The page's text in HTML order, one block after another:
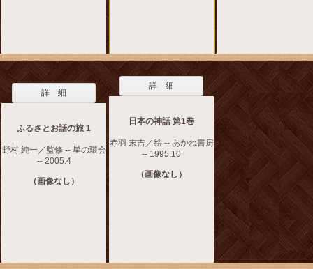
詳 細
ふるさとお話の旅 1
野村 純一／監修 -- 星の環会
-- 2005.4
（画像なし）
詳 細
日本の神話 第1巻
赤羽 末吉／絵 -- あかね書房
-- 1995.10
（画像なし）